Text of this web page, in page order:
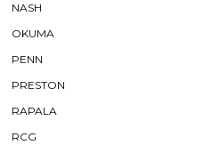
NASH
OKUMA
PENN
PRESTON
RAPALA
RCG